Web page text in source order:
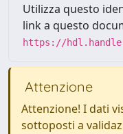
Utilizza questo
link a questo
https://
Attenzione
Attenzione! I dati
sottoposti a